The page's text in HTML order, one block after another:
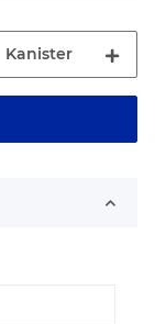
Kanister